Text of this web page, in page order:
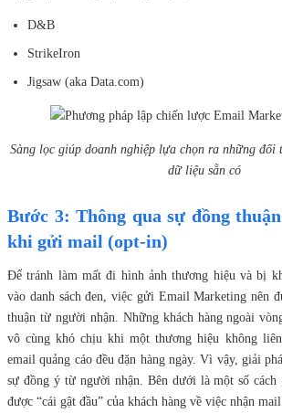
D&B
StrikeIron
Jigsaw (aka Data.com)
Sàng lọc giúp doanh nghiệp lựa chọn ra những đối
dữ liệu sẵn có
Bước 3: Thông qua sự đồng
khi gửi mail (opt-in)
Để tránh làm mất đi hình ảnh thương hiệu và bị
vào danh sách đen, việc gửi Email Marketing nên
thuận từ người nhận. Những khách hàng ngoài
vô cùng khó chịu khi một thương hiệu không
email quảng cáo đều đặn hàng ngày. Vì vậy, giải
sự đồng ý từ người nhận. Bên dưới là một số cách
được “cái gật đầu” của khách hàng về việc nhận